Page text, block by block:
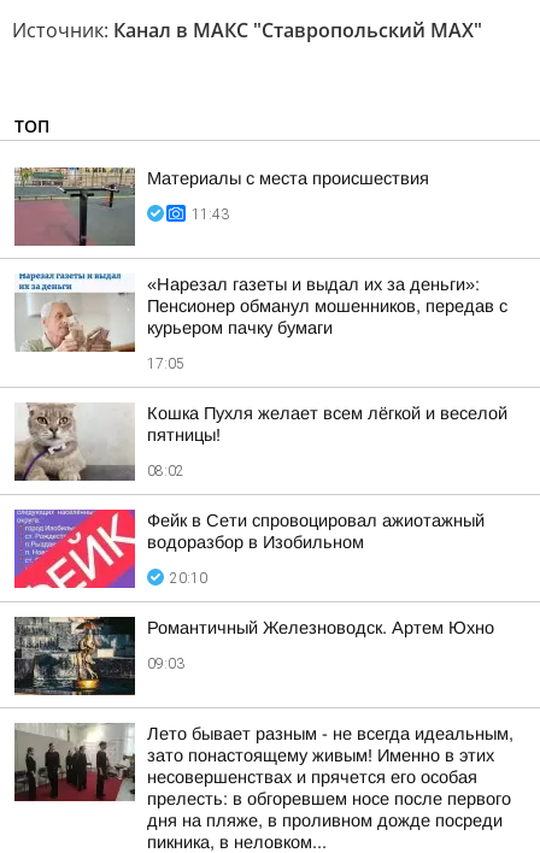
Источник: Канал в МАКС "Ставропольский MAX"
ТОП
Материалы с места происшествия
11:43
«Нарезал газеты и выдал их за деньги»:
Пенсионер обманул мошенников, передав с
курьером пачку бумаги
17:05
Кошка Пухля желает всем лёгкой и веселой
пятницы!
08:02
Фейк в Сети спровоцировал ажиотажный
водоразбор в Изобильном
20:10
Романтичный Железноводск. Артем Юхно
09:03
Лето бывает разным - не всегда идеальным,
зато понастоящему живым! Именно в этих
несовершенствах и прячется его особая
прелесть: в обгоревшем носе после первого
дня на пляже, в проливном дожде посреди
пикника, в неловком...